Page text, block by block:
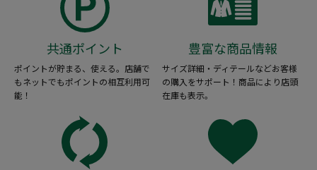
共通ポイント
ポイントが貯まる、使える。店舗で
もネットでもポイントの相互利用可
能！
豊富な商品情報
サイズ詳細・ディテールなどお客様
の購入をサポート！商品により店頭
在庫も表示。